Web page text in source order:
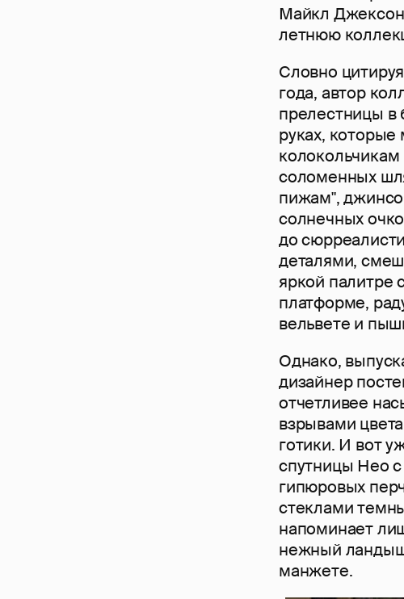
Майкл
летнюю
Словно
года, автор
прелестницы в
руках,
соломенных
пижам",
солнечных
до
деталями,
яркой палитре
платформе,
вельвете и
Однако,
дизайнер
отчетливее
взрывами
готики. И вот
спутницы Нео
гипюровых
стеклами
напоминает
нежный
манжете.